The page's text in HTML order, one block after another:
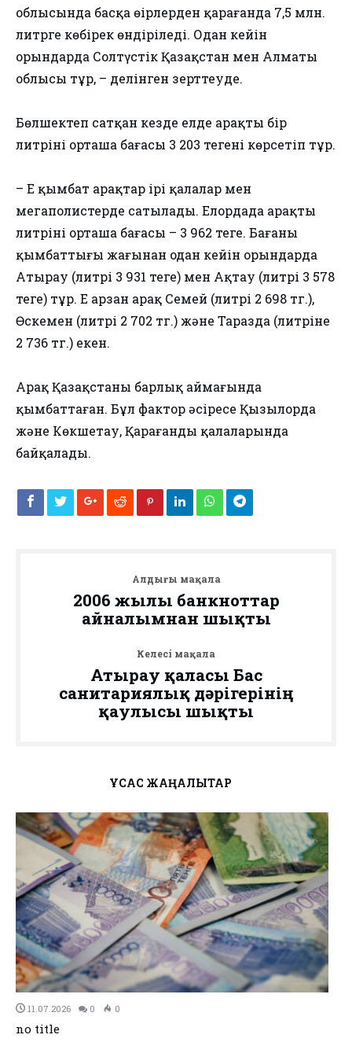
облысында басқа өңірлерден қарағанда 7,5 млн.
литрге көбірек өндіріледі. Одан кейін
орындарда Солтүстік Қазақстан мен Алматы
облысы тұр, – делінген зерттеуде.
Бөлшектеп сатқан кезде елде арақтың бір
литрінің орташа бағасы 3 203 теңгені көрсетіп тұр.
– Ең қымбат арақтар ірі қалалар мен
мегаполистерде сатылады. Елордада арақтың
литрінің орташа бағасы – 3 962 теңге. Бағаның
қымбаттығы жағынан одан кейін орындарда
Атырау (литрі 3 931 теңге) мен Ақтау (литрі 3 578
теңге) тұр. Ең арзан арақ Семей (литрі 2 698 тг.),
Өскемен (литрі 2 702 тг.) және Таразда (литріне
2 736 тг.) екен.
Арақ Қазақстаның барлық аймағында
қымбаттаған. Бұл фактор әсіресе Қызылорда
және Көкшетау, Қарағанды қалаларында
байқалады.
Алдыңғы мақала
2006 жылғы банкноттар
айналымнан шықты
Келесі мақала
Атырау қаласы Бас
санитариялық дәрігерінің
қаулысы шықты
ҰҚСАС ЖАҢАЛЫҚТАР
11.07.2026 0 0
no title